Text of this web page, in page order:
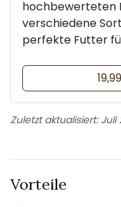
hochbewerteten
verschiedene
perfekte Futter
Zuletzt aktualisiert: Juli
Vorteile